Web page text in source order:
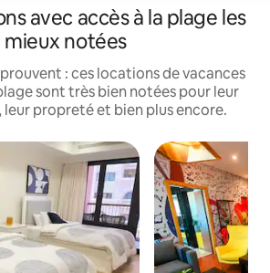
avec accès à la plage les
mieux notées
: ces locations de vacances
sont très bien notées pour leur
propreté et bien plus encore.